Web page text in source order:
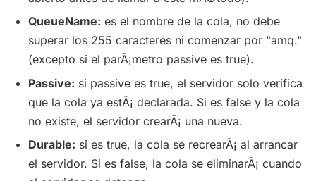
QueueName: es el nombre de la cola, no debe
superar los 255 caracteres ni comenzar por "amq."
(excepto si el parÃ¡metro passive es true).
Passive: si passive es true, el servidor solo verifica
que la cola ya estÃ¡ declarada. Si es false y la cola
no existe, el servidor crearÃ¡ una nueva.
Durable: si es true, la cola se recrearÃ¡ al arrancar
el servidor. Si es false, la cola se eliminarÃ¡ cuando